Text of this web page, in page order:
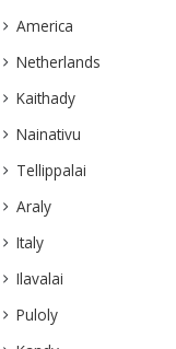
America
Netherlands
Kaithady
Nainativu
Tellippalai
Araly
Italy
Ilavalai
Puloly